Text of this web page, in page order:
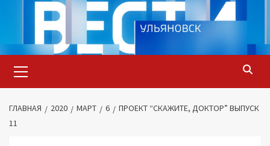
содержимому
меню
ГЛАВНАЯ 2020 МАРТ 6
ПРОЕКТ “СКАЖИТЕ, ДОКТОР” ВЫПУСК
11